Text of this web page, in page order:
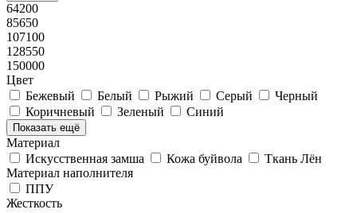
64200
85650
107100
128550
150000
Цвет
Бежевый
Белый Рыжий Серый
Черный
Коричневый
Зеленый Синий
Показать ещё
Материал
Искусственная замша
Кожа буйвола
Ткань Лён
Материал наполнителя
ППУ
Жесткость